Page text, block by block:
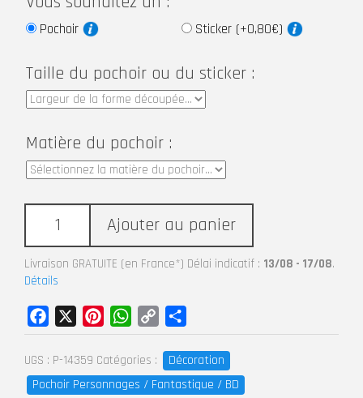
Pochoir Sticker (+0,80€)
Taille du pochoir ou du sticker :
Matière du pochoir :
Ajouter au panier
Livraison GRATUITE (en France*) Délai indicatif : 13/08 - 17/08.
Détails
UGS : P-14359 Catégories :
Décoration
Pochoir Personnages / Fantastique / BD
Facebook PinterestWhatsApp
Copy
Link